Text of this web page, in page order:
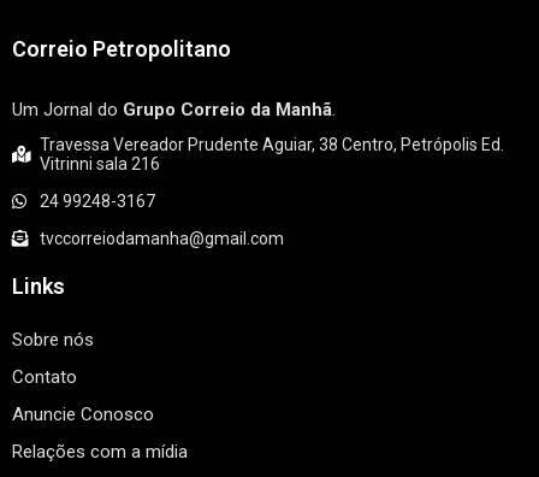
Correio Petropolitano
Um Jornal do Grupo Correio da Manhã.
Travessa Vereador Prudente Aguiar, 38 Centro, Petrópolis Ed.
Vitrinni sala 216
24 99248-3167
tvccorreiodamanha@gmail.com
Links
Sobre nós
Contato
Anuncie Conosco
Relações com a mídia